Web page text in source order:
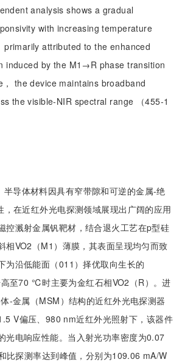
analysis shows a gradual
with increasing temperature
attributed to the enhanced
induced by the M1→R phase transition
the device maintains broadband
the visible-NIR spectral range （455-1
半导体材料因具有窄带隙和可逆的金属-绝
在近红外光电探测领域展现出广阔的应用
控溅射金属钒靶材，结合退火工艺在p型硅
相VO2（M1）薄膜，其表面呈现均匀而致
为沿低能面（011）择优取向生长的
至70 ℃时主要为金红石相VO2（R）。进
-金属（MSM）结构的近红外光电探测器
V偏压、980 nm近红外光照射下，该器件
光电响应性能。当入射光功率密度为0.07
比探测率达到峰值，分别为109.06 mA/W